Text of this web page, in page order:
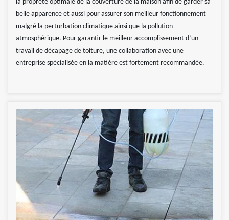
la propreté optimale de la couverture de la maison afin de garder sa
belle apparence et aussi pour assurer son meilleur fonctionnement
malgré la perturbation climatique ainsi que la pollution
atmosphérique. Pour garantir le meilleur accomplissement d’un
travail de décapage de toiture, une collaboration avec une
entreprise spécialisée en la matière est fortement recommandée.